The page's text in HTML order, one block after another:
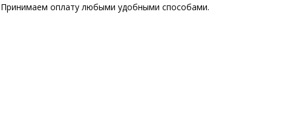
Принимаем оплату любыми удобными способами.